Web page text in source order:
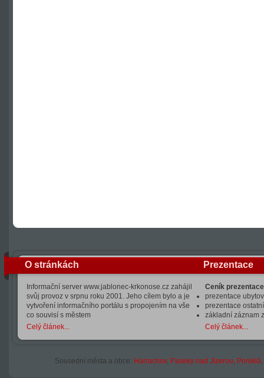
O stránkách
Informační server www.jablonec-krkonose.cz zahájil
svůj provoz v srpnu roku 2001. Jeho cílem bylo a je
vytvoření informačního portálu s propojením na vše
co souvisí s městem
Celý článek...
Prezentace
Ceník
prezentace
prezentace
základní záznam
Celý článek...
Sousední města a obce: Harrachov, Paseky nad Jizerou, Poniklá,